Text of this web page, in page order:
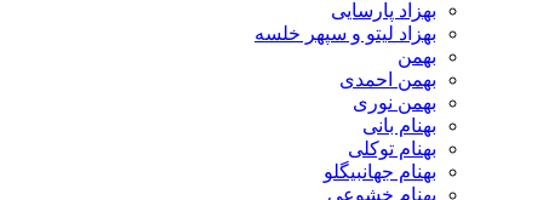
بهزاد پارسایی
بهزاد لیتو و سپهر خلسه
بهمن
بهمن احمدی
بهمن نوری
بهنام بانی
بهنام توکلی
بهنام جهانبیگلو
بهنام خشوعی